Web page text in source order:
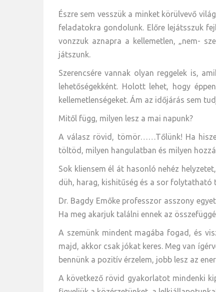
Észre sem vesszük a minket körülvevő
feladatokra gondolunk. Előre lejátsszuk
vonzzuk aznapra a kellemetlen, „nem-
játszunk.
Szerencsére vannak olyan reggelek is,
lehetőségekként. Holott lehet, hogy
kellemetlenségeket. Ám az időjárás sem
Mitől függ, milyen lesz a mai napunk?
A válasz rövid, tömör……Tőlünk! Ha
töltöd, milyen hangulatban és milyen
Sok kliensem él át hasonló nehéz
düh, harag, kishitűség és a sor folytatható
Dr. Bagdy Emőke professzor asszony
Ha meg akarjuk találni ennek az
A szemünk mindent magába fogad, és
majd, akkor csak jókat keres. Meg van
bennünk a pozitív érzelem, jobb lesz az
A következő rövid gyakorlatot mindenki